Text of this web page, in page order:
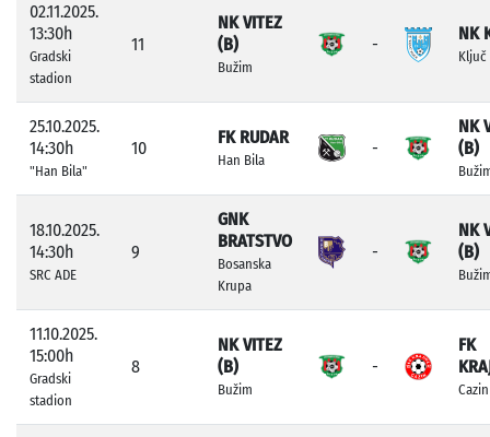
02.11.2025.
13:30h
Gradski
stadion
11
NK VITEZ
(B)
Bužim
-
NK
Ključ
25.10.2025.
14:30h
"Han Bila"
10
FK RUDAR
Han Bila
-
NK
(B)
18.10.2025.
14:30h
SRC ADE
9
GNK
BRATSTVO
Bosanska
Krupa
-
NK
(B)
11.10.2025.
15:00h
Gradski
stadion
8
NK VITEZ
(B)
Bužim
-
FK
Cazin